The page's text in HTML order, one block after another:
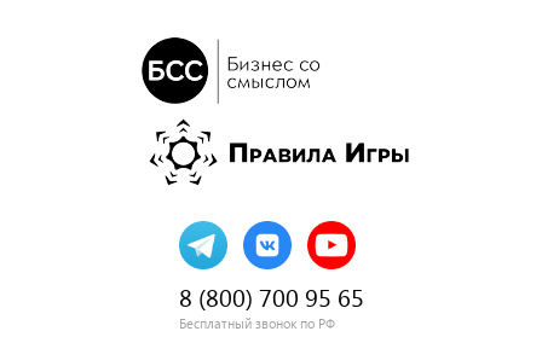
8 (800) 700 95 65
Бесплатный звонок по РФ